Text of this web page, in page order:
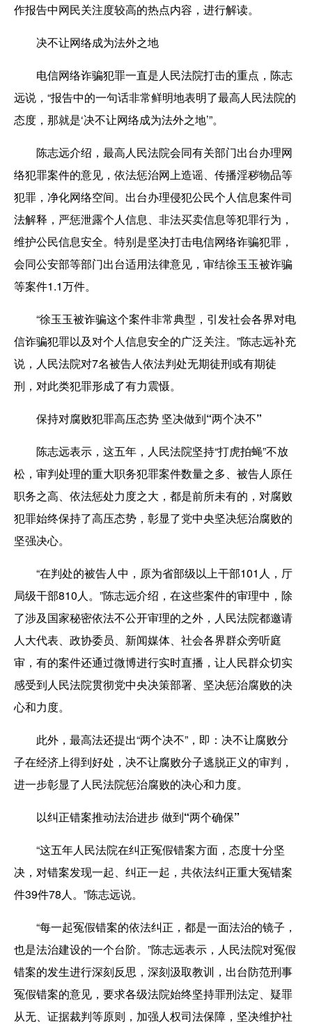
作报告中网民关注度较高的热点内容，进行解读。
决不让网络成为法外之地
电信网络诈骗犯罪一直是人民法院打击的重点，陈志
远说，“报告中的一句话非常鲜明地表明了最高人民法院的
态度，那就是‘决不让网络成为法外之地’”。
陈志远介绍，最高人民法院会同有关部门出台办理网
络犯罪案件的意见，依法惩治网上造谣、传播淫秽物品等
犯罪，净化网络空间。出台办理侵犯公民个人信息案件司
法解释，严惩泄露个人信息、非法买卖信息等犯罪行为，
维护公民信息安全。特别是坚决打击电信网络诈骗犯罪，
会同公安部等部门出台适用法律意见，审结徐玉玉被诈骗
等案件1.1万件。
“徐玉玉被诈骗这个案件非常典型，引发社会各界对电
信诈骗犯罪以及对个人信息安全的广泛关注。”陈志远补充
说，人民法院对7名被告人依法判处无期徒刑或有期徒
刑，对此类犯罪形成了有力震慑。
保持对腐败犯罪高压态势 坚决做到“两个决不”
陈志远表示，这五年，人民法院坚持“打虎拍蝇”不放
松，审判处理的重大职务犯罪案件数量之多、被告人原任
职务之高、依法惩处力度之大，都是前所未有的，对腐败
犯罪始终保持了高压态势，彰显了党中央坚决惩治腐败的
坚强决心。
“在判处的被告人中，原为省部级以上干部101人，厅
局级干部810人。”陈志远介绍，在这些案件的审理中，除
了涉及国家秘密依法不公开审理的之外，人民法院都邀请
人大代表、政协委员、新闻媒体、社会各界群众旁听庭
审，有的案件还通过微博进行实时直播，让人民群众切实
感受到人民法院贯彻党中央决策部署、坚决惩治腐败的决
心和力度。
此外，最高法还提出“两个决不”，即：决不让腐败分
子在经济上得到好处，决不让腐败分子逃脱正义的审判，
进一步彰显了人民法院惩治腐败的决心和力度。
以纠正错案推动法治进步 做到“两个确保”
“这五年人民法院在纠正冤假错案方面，态度十分坚
决，对错案发现一起、纠正一起，共依法纠正重大冤错案
件39件78人。”陈志远说。
“每一起冤假错案的依法纠正，都是一面法治的镜子，
也是法治建设的一个台阶。”陈志远表示，人民法院对冤假
错案的发生进行深刻反思，深刻汲取教训，出台防范刑事
冤假错案的意见，要求各级法院始终坚持罪刑法定、疑罪
从无、证据裁判等原则，加强人权司法保障，坚决维护社